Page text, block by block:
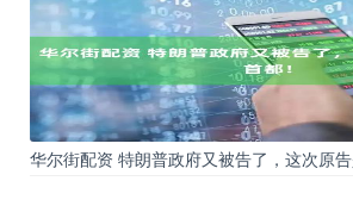
华尔街配资 特朗普政府又被告了，这次原告